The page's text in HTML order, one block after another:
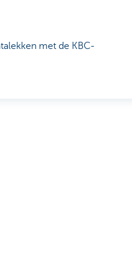
met de KBC-